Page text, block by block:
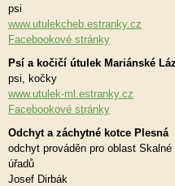
psi
www.utulekcheb.estranky.cz
Facebookové stránky
Psí a kočičí útulek Mariánské
psi, kočky
www.utulek-ml.estranky.cz
Facebookové stránky
Odchyt a záchytné kotce Plesná
odchyt prováděn pro oblast
úřadů
Josef Dirbák